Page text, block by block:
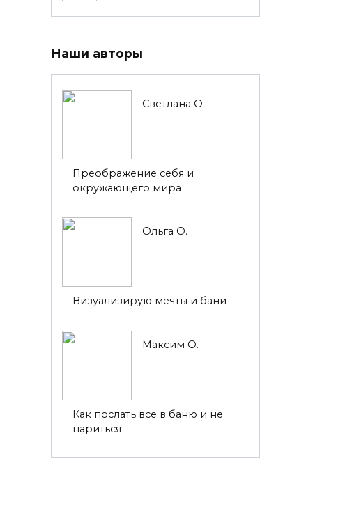
Наши авторы
Светлана О.
Преображение себя и
окружающего мира
Ольга О.
Визуализирую мечты и бани
Максим О.
Как послать все в баню и не
париться